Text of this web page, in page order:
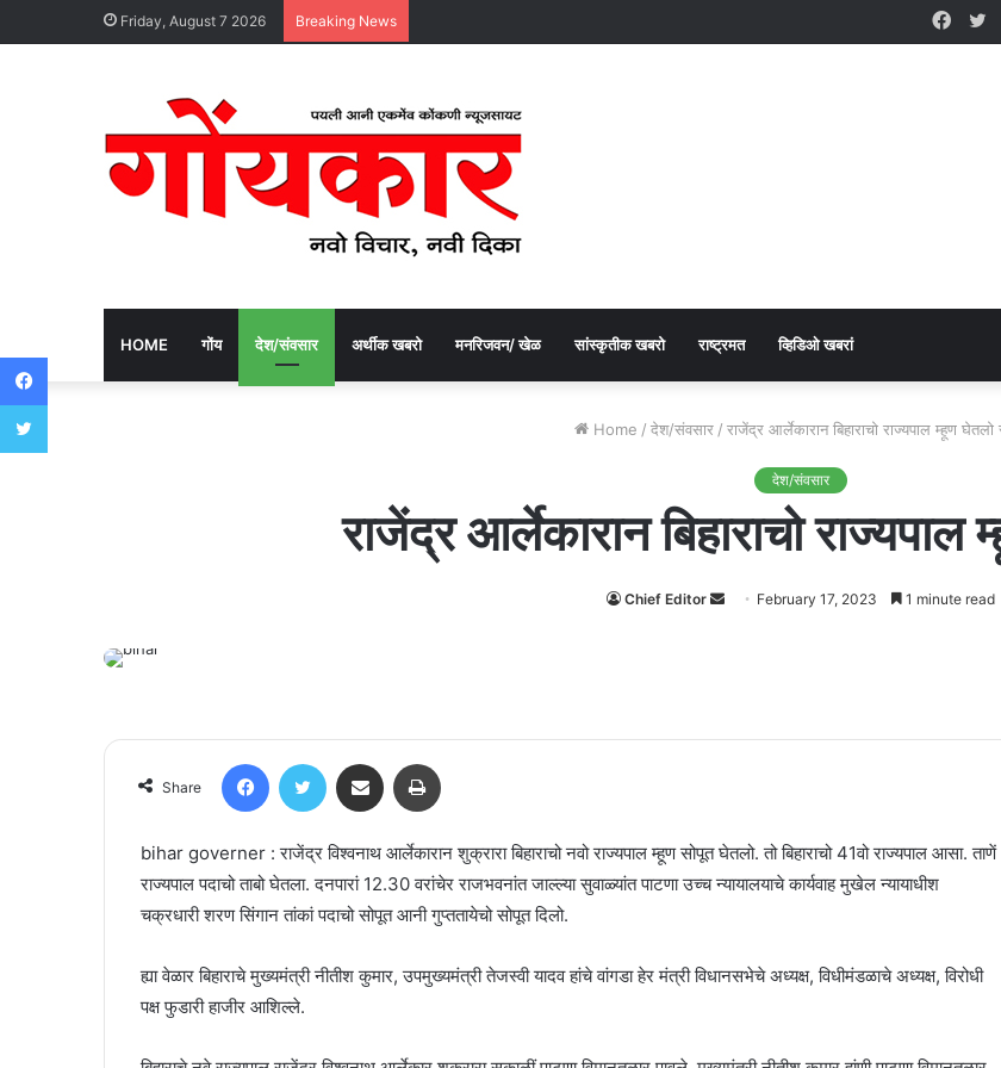
Friday, August 7 2026 Breaking News
HOME गोंय देश/संवसार अर्थीक खबरो मनरिजवन/ खेळ सांस्कृतीक खबरो राष्ट्रमत व्हिडिओ खबरां
Home / देश/संवसार / राजेंद्र आर्लेकारान बिहाराचो राज्यपाल म्हूण घेतलो
देश/संवसार
राजेंद्र आर्लेकारान बिहाराचो
Chief Editor
SendFebruary 17, 2023 1 minute read
Share
bihar governer : राजेंद्र विश्वनाथ आर्लेकारान शुक्रारा बिहाराचो नवो राज्यपाल म्हूण सोपूत घेतलो. तो बिहाराचो 41वो राज्यपाल आसा. ताणें
राज्यपाल पदाचो ताबो घेतला. दनपारां 12.30 वरांचेर राजभवनांत जाल्ल्या सुवाळ्यांत पाटणा उच्च न्यायालयाचे कार्यवाह मुखेल न्यायाधीश
चक्रधारी शरण सिंगान तांकां पदाचो सोपूत आनी गुप्ततायेचो सोपूत दिलो.
ह्या वेळार बिहाराचे मुख्यमंत्री नीतीश कुमार, उपमुख्यमंत्री तेजस्वी यादव हांचे वांगडा हेर मंत्री विधानसभेचे अध्यक्ष, विधीमंडळाचे अध्यक्ष, विरोधी
पक्ष फुडारी हाजीर आशिल्ले.